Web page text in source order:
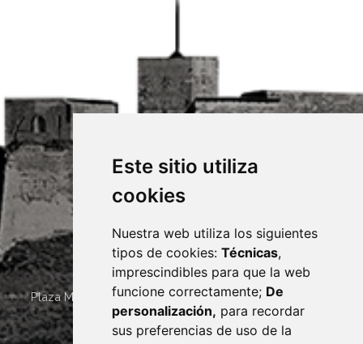
Este sitio utiliza
cookies
Nuestra web utiliza los siguientes
tipos de cookies: Técnicas,
imprescindibles para que la web
funcione correctamente; De
personalización, para recordar
sus preferencias de uso de la
Plaza Mayor 4 22400 MONZÓN - ARAGÓN (ESPAÑA)
· (34) 974 400 700 ·
sac@monzon.es